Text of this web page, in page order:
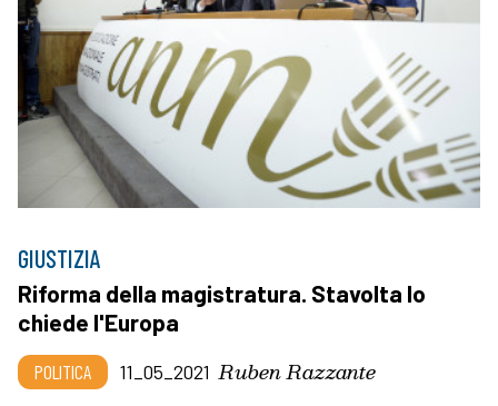
GIUSTIZIA
Riforma della magistratura. Stavolta lo
chiede l'Europa
POLITICA 11_05_2021 Ruben Razzante